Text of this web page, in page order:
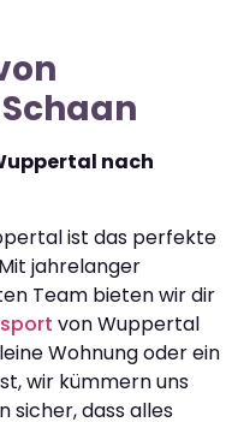
nach
ist das perfekte
jahrelanger
Team bieten wir dir
von Wuppertal
Wohnung oder ein
wir kümmern uns
sicher, dass alles